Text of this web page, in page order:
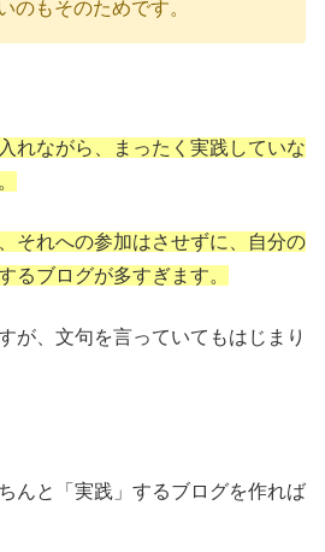
のもそのためです。
れながら、まったく実践していな
それへの参加はさせずに、自分の
るブログが多すぎます。
が、文句を言っていてもはじまり
んと「実践」するブログを作れば